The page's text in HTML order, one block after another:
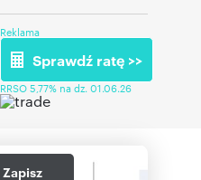
Reklama
Sprawdź ratę >>
RRSO 5,77% na dz. 01.06.26
Zapisz